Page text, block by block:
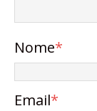
Nome*
Email*